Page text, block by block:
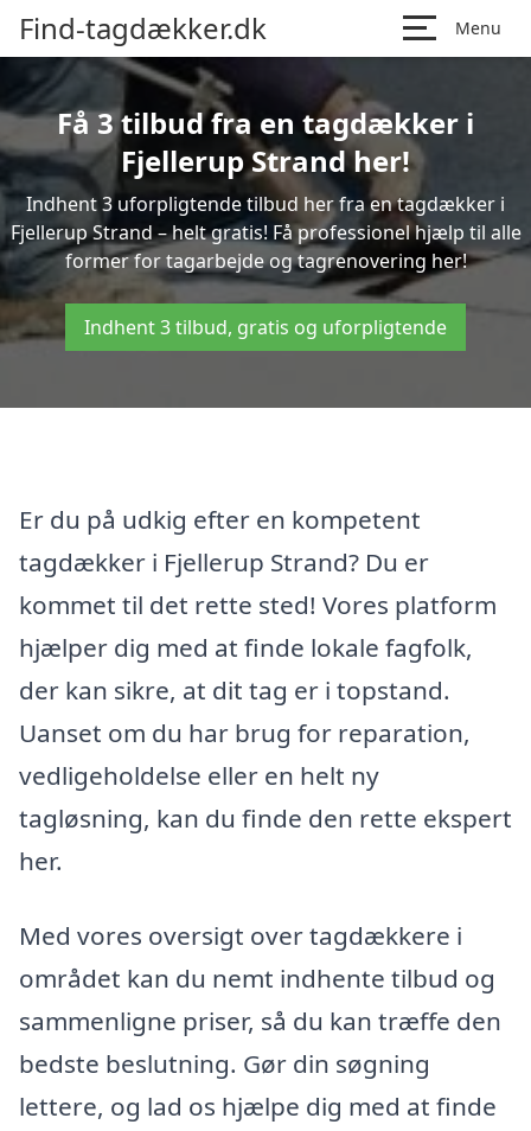
Find-tagdækker.dk Menu
Få 3 tilbud fra en tagdækker i
Fjellerup Strand her!
Indhent 3 uforpligtende tilbud her fra en tagdækker i
Fjellerup Strand – helt gratis! Få professionel hjælp til alle
former for tagarbejde og tagrenovering her!
Indhent 3 tilbud, gratis og uforpligtende
Er du på udkig efter en kompetent
tagdækker i Fjellerup Strand? Du er
kommet til det rette sted! Vores platform
hjælper dig med at finde lokale fagfolk,
der kan sikre, at dit tag er i topstand.
Uanset om du har brug for reparation,
vedligeholdelse eller en helt ny
tagløsning, kan du finde den rette ekspert
her.
Med vores oversigt over tagdækkere i
området kan du nemt indhente tilbud og
sammenligne priser, så du kan træffe den
bedste beslutning. Gør din søgning
lettere, og lad os hjælpe dig med at finde